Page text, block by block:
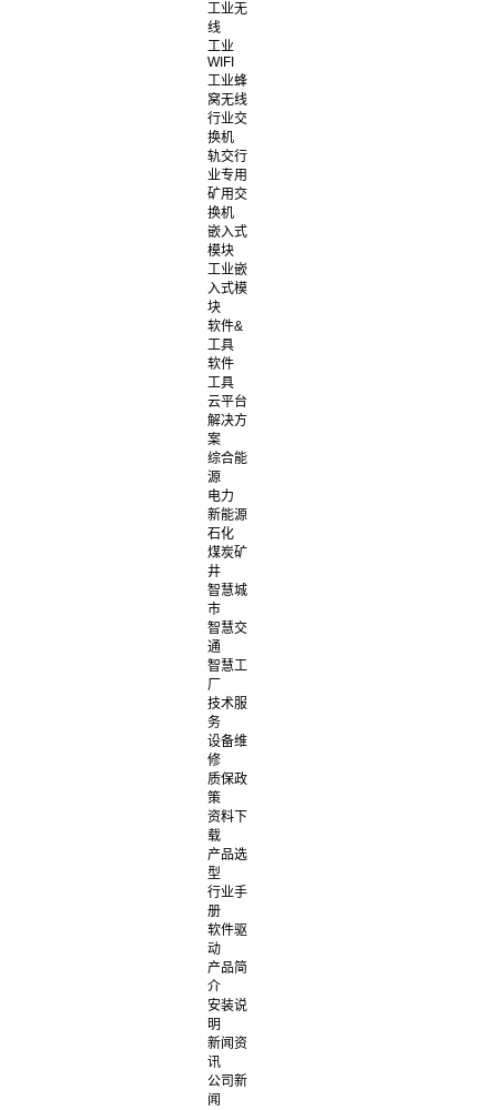
工业无
线
工业
WIFI
工业蜂
窝无线
行业交
换机
轨交行
业专用
矿用交
换机
嵌入式
模块
工业嵌
入式模
块
软件&
工具
软件
工具
云平台
解决方
案
综合能
源
电力
新能源
石化
煤炭矿
井
智慧城
市
智慧交
通
智慧工
厂
技术服
务
设备维
修
质保政
策
资料下
载
产品选
型
行业手
册
软件驱
动
产品简
介
安装说
明
新闻资
讯
公司新
闻